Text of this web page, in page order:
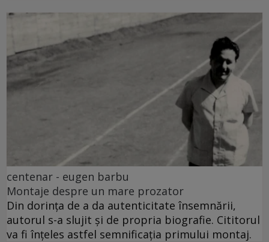
centenar - eugen barbu
Montaje despre un mare prozator
Din dorința de a da autenticitate însemnării,
autorul s-a slujit și de propria biografie. Cititorul
va fi înțeles astfel semnificația primului montaj.